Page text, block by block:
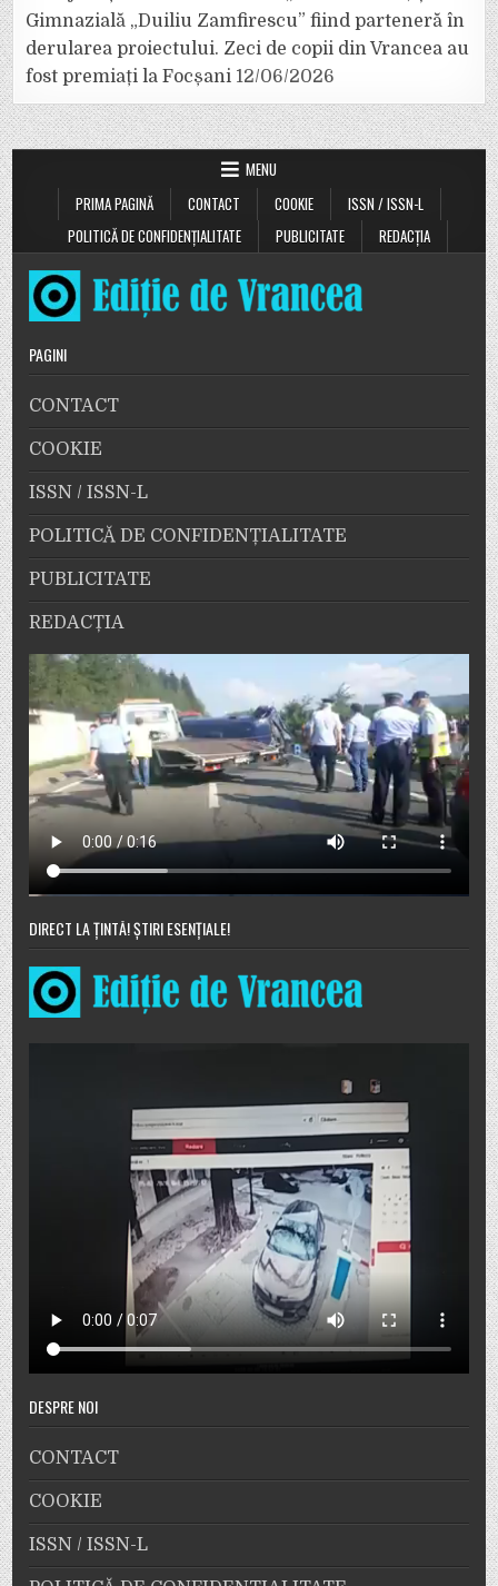
Gimnazială „Duiliu Zamfirescu” fiind parteneră în
derularea proiectului. Zeci de copii din Vrancea au
fost premiați la Focșani 12/06/2026
MENU
PRIMA PAGINĂ
CONTACT COOKIE
ISSN / ISSN-L
POLITICĂ DE CONFIDENȚIALITATE
PUBLICITATE REDACȚIA
PAGINI
CONTACT
COOKIE
ISSN / ISSN-L
POLITICĂ DE CONFIDENȚIALITATE
PUBLICITATE
REDACȚIA
DIRECT LA ȚINTĂ! ȘTIRI ESENȚIALE!
DESPRE NOI
CONTACT
COOKIE
ISSN / ISSN-L